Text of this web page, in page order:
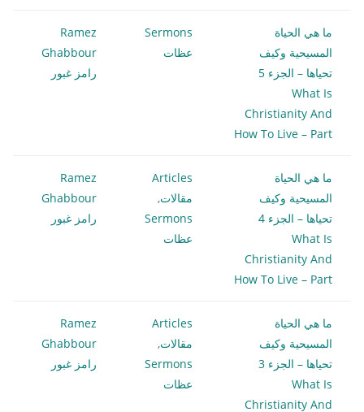
ما هي الحياة
المسيحية وكيف
تحياها – الجزء 5
What Is
Christianity And
How To Live – Part
Sermons
عظات
Ramez
Ghabbour
رامز غبور
ما هي الحياة
المسيحية وكيف
تحياها – الجزء 4
What Is
Christianity And
How To Live – Part
Articles
مقالات,
Sermons
عظات
Ramez
Ghabbour
رامز غبور
ما هي الحياة
المسيحية وكيف
تحياها – الجزء 3
What Is
Christianity And
Articles
مقالات,
Sermons
عظات
Ramez
Ghabbour
رامز غبور